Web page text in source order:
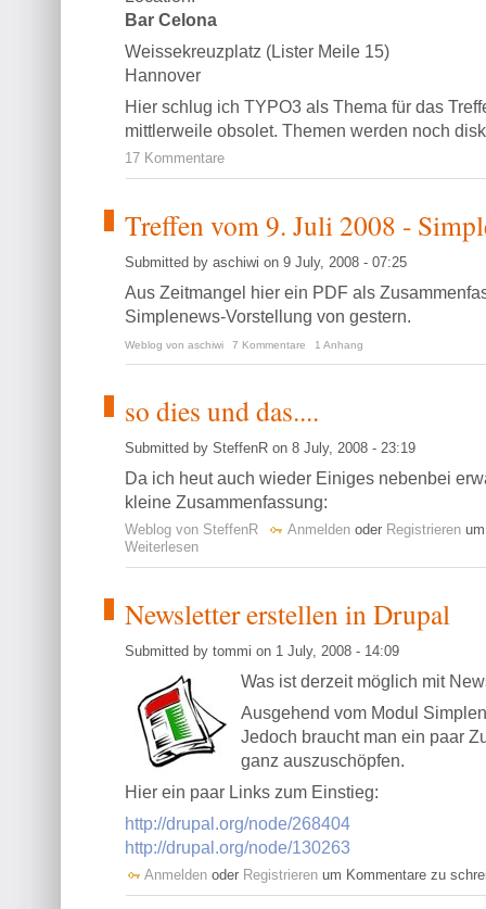
Bar Celona
Weissekreuzplatz (Lister Meile 15)
Hannover
Hier schlug ich TYPO3 als Thema für das
mittlerweile obsolet. Themen werden noch
17 Kommentare
Treffen vom 9. Juli 2008 -
Submitted by aschiwi on 9 July, 2008 - 07:25
Aus Zeitmangel hier ein PDF als
Simplenews-Vorstellung von gestern.
Weblog von aschiwi 7 Kommentare 1 Anhang
so dies und das....
Submitted by SteffenR on 8 July, 2008 - 23:19
Da ich heut auch wieder Einiges nebenbei
kleine Zusammenfassung:
Weblog von SteffenR Anmelden oder Registrieren
Weiterlesen
Newsletter erstellen in Drupal
Submitted by tommi on 1 July, 2008 - 14:09
Was ist derzeit möglich mit
Ausgehend vom Modul
Jedoch braucht man ein paar
ganz auszuschöpfen.
Hier ein paar Links zum Einstieg:
http://drupal.org/node/268404
http://drupal.org/node/130263
Anmelden oder Registrieren um Kommentare zu